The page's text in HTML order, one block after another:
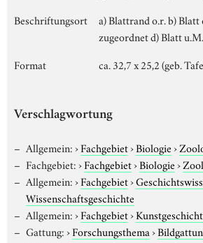
Beschriftungsort
a) Blattrand o.r. b) Blatt
zugeordnet d) Blatt
Format
ca. 32,7 x 25,2 (geb.
Verschlagwortung
Allgemein:›Fachgebiet›Biologie›
Fachgebiet:›Fachgebiet›Biologie›
Allgemein:›Fachgebiet›
Wissenschaftsgeschichte
Allgemein:›Fachgebiet›
Gattung:›Forschungsthema›